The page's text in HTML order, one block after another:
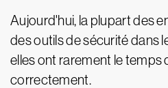
Aujourd'hui, la plupart des
des outils de sécurité dans
elles ont rarement le temps
correctement.